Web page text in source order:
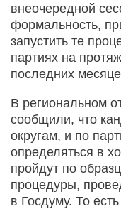
внеочередной
формальность,
запустить те
партиях на
последних
В региональном
сообщили, что
округам, и по
определяться в
пройдут по
процедуры,
в Госдуму. То